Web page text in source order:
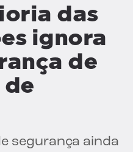
das
ignora
de
segurança ainda